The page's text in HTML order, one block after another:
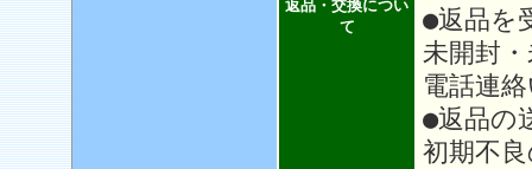
返品・交換につい
て
●返品を
未開封
電話連
●返品の
初期不